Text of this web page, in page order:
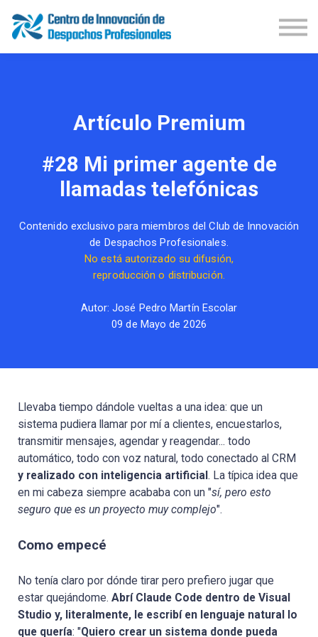
Demos Productos
Congresos
Publicaciones
Artículo Premium
#28 Mi primer agente de
llamadas telefónicas
Contenido exclusivo para miembros del Club de Innovación
de Despachos Profesionales.
No está autorizado su difusión,
reproducción o distribución.
Autor: José Pedro Martín Escolar
09 de Mayo de 2026
Llevaba tiempo dándole vueltas a una idea: que un
sistema pudiera llamar por mí a clientes, encuestarlos,
transmitir mensajes, agendar y reagendar... todo
automático, todo con voz natural, todo conectado al CRM
y realizado con inteligencia artificial. La típica idea que
en mi cabeza siempre acababa con un "sí, pero esto
seguro que es un proyecto muy complejo".
Como empecé
No tenía claro por dónde tirar pero prefiero jugar que
estar quejándome. Abrí Claude Code dentro de Visual
Studio y, literalmente, le escribí en lenguaje natural lo
que quería: "Quiero crear un sistema donde pueda